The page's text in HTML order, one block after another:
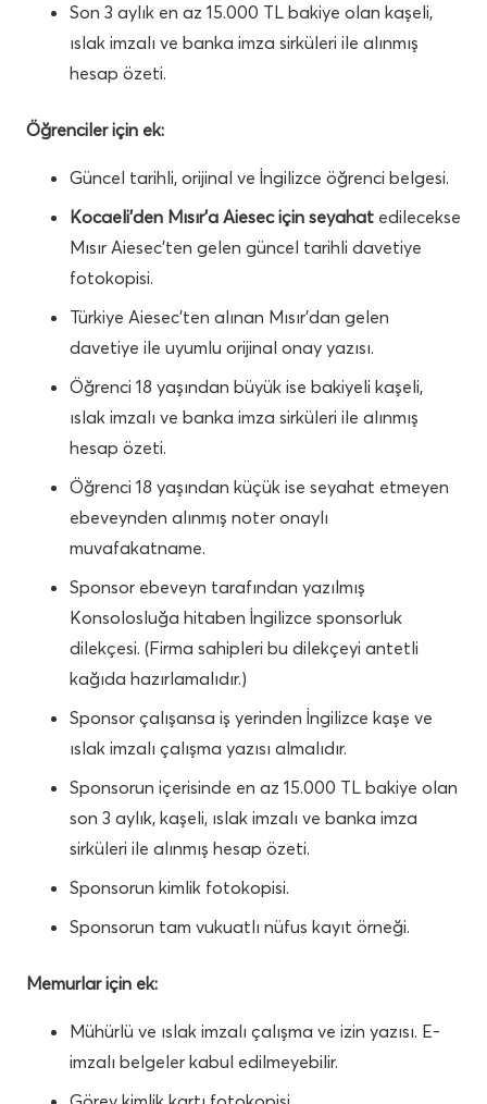
Son 3 aylık en az 15.000 TL bakiye olan kaşeli,
ıslak imzalı ve banka imza sirküleri ile alınmış
hesap özeti.
Öğrenciler için ek:
Güncel tarihli, orijinal ve İngilizce öğrenci belgesi.
Kocaeli’den Mısır’a Aiesec için seyahat edilecekse
Mısır Aiesec’ten gelen güncel tarihli davetiye
fotokopisi.
Türkiye Aiesec’ten alınan Mısır’dan gelen
davetiye ile uyumlu orijinal onay yazısı.
Öğrenci 18 yaşından büyük ise bakiyeli kaşeli,
ıslak imzalı ve banka imza sirküleri ile alınmış
hesap özeti.
Öğrenci 18 yaşından küçük ise seyahat etmeyen
ebeveynden alınmış noter onaylı
muvafakatname.
Sponsor ebeveyn tarafından yazılmış
Konsolosluğa hitaben İngilizce sponsorluk
dilekçesi. (Firma sahipleri bu dilekçeyi antetli
kağıda hazırlamalıdır.)
Sponsor çalışansa iş yerinden İngilizce kaşe ve
ıslak imzalı çalışma yazısı almalıdır.
Sponsorun içerisinde en az 15.000 TL bakiye olan
son 3 aylık, kaşeli, ıslak imzalı ve banka imza
sirküleri ile alınmış hesap özeti.
Sponsorun kimlik fotokopisi.
Sponsorun tam vukuatlı nüfus kayıt örneği.
Memurlar için ek:
Mühürlü ve ıslak imzalı çalışma ve izin yazısı. E-
imzalı belgeler kabul edilmeyebilir.